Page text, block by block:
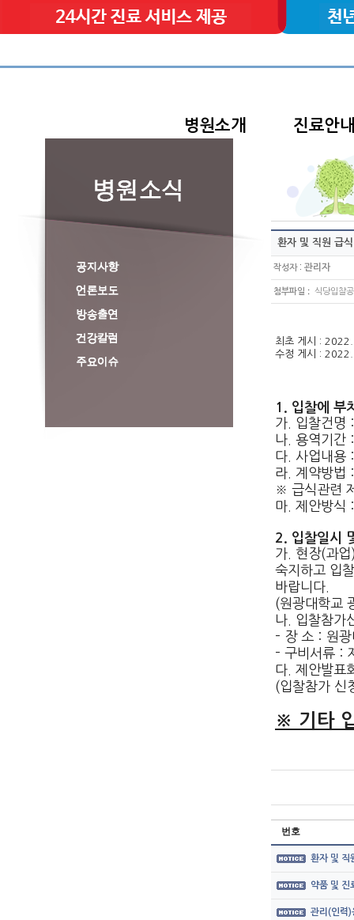
병원소개 진료안내
환자 및 직원 급
작성자: 관리자
첨부파일 : 식당입찰
최초 게시 :
수정 게시 :
1. 입찰에 부
가. 입찰건명
나. 용역기
다. 사업내용
라. 계약방법
※ 급식관련
마. 제안방식
2. 입찰일시
가. 현장(과
숙지하고 입
바랍니다.
(원광대학교
나. 입찰참
- 장 소 : 원광
- 구비서류 :
다. 제안발표
(입찰참가 신
※ 기타
번호
환자 및 직
약품 및 진
관리(인력)